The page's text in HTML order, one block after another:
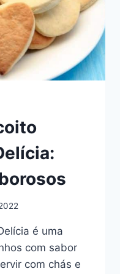
é uma
com sabor
com chás e